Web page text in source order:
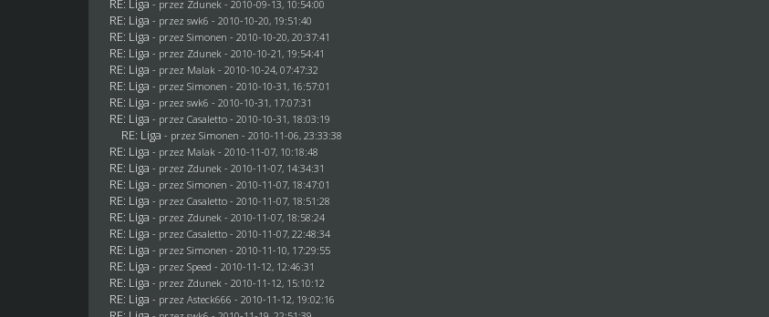
- przez Zdunek - 2010-09-13, 10:54:00
RE: Liga - przezswk6 - 2010-10-20, 19:51:40
RE: Liga - przezSimonen - 2010-10-20, 20:37:41
RE: Liga - przez Zdunek - 2010-10-21, 19:54:41
RE: Liga - przez Malak - 2010-10-24, 07:47:32
RE: Liga - przezSimonen - 2010-10-31, 16:57:01
RE: Liga - przezswk6 - 2010-10-31, 17:07:31
RE: Liga - przezCasaletto - 2010-10-31, 18:03:19
RE: Liga - przezSimonen - 2010-11-06, 23:33:38
RE: Liga - przez Malak - 2010-11-07, 10:18:48
RE: Liga - przez Zdunek - 2010-11-07, 14:34:31
RE: Liga - przezSimonen - 2010-11-07, 18:47:01
RE: Liga - przezCasaletto - 2010-11-07, 18:51:28
RE: Liga - przez Zdunek - 2010-11-07, 18:58:24
RE: Liga - przezCasaletto - 2010-11-07, 22:48:34
RE: Liga - przezSimonen - 2010-11-10, 17:29:55
RE: Liga - przezSpeed - 2010-11-12, 12:46:31
RE: Liga - przez Zdunek - 2010-11-12, 15:10:12
RE: Liga - przez Asteck666 - 2010-11-12, 19:02:16